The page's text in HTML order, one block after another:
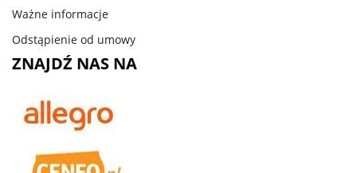
Ważne informacje
Odstąpienie od umowy
ZNAJDŹ NAS NA